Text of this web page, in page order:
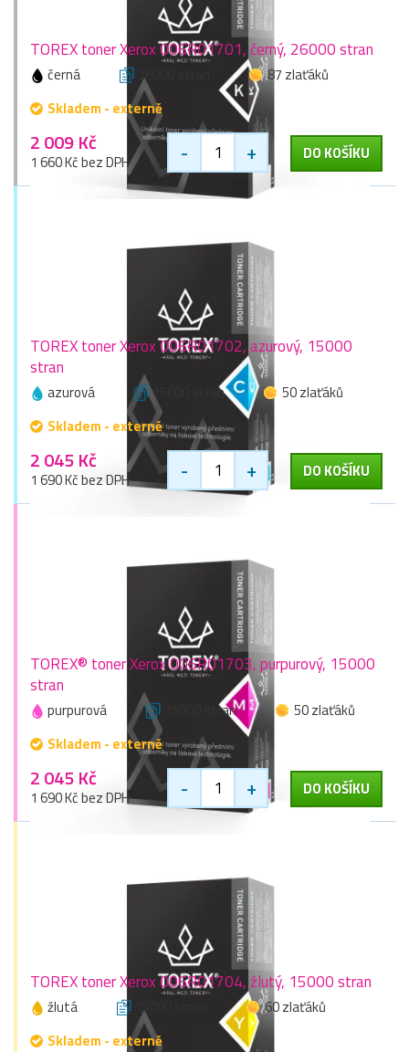
TOREX toner Xerox 006R01701, černý, 26000 stran
černá 26000 stran
87 zlaťáků
Skladem - externě
2 009 Kč
1 660 Kč bez DPH - + DO KOŠÍKU
TOREX toner Xerox 006R01702, azurový, 15000
stran
azurová 15000 stran
50 zlaťáků
Skladem - externě
2 045 Kč
1 690 Kč bez DPH - + DO KOŠÍKU
TOREX® toner Xerox 006R01703, purpurový, 15000
stran
purpurová 15000 stran
50 zlaťáků
Skladem - externě
2 045 Kč
1 690 Kč bez DPH - + DO KOŠÍKU
TOREX toner Xerox 006R01704, žlutý, 15000 stran
žlutá 15000 stran
60 zlaťáků
Skladem - externě